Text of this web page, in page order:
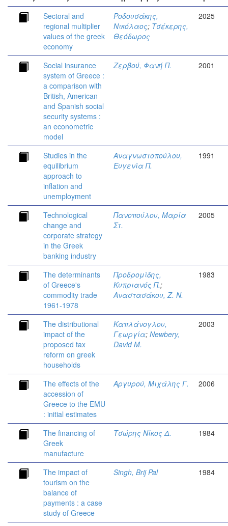
Sectoral and
regional multiplier
values of the greek
economy
Ροδουσάκης,
Νικόλαος; Τσέκερης,
Θεόδωρος
2025
Social insurance
system of Greece :
a comparison with
British, American
and Spanish social
security systems :
an econometric
model
Ζερβού, Φανή Π. 2001
Studies in the
equilibrium
approach to
inflation and
unemployment
Αναγνωστοπούλου,
Ευγενία Π.
1991
Technological
change and
corporate strategy
in the Greek
banking industry
Πανοπούλου, Μαρία
Στ.
2005
The determinants
of Greece's
commodity trade
1961-1978
Προδρομίδης,
Κυπριανός Π.;
Αναστασάκου, Ζ. Ν.
1983
The distributional
impact of the
proposed tax
reform on greek
households
Καπλάνογλου,
Γεωργία; Newbery,
David M.
2003
The effects of the
accession of
Greece to the EMU
: initial estimates
Αργυρού, Μιχάλης Γ. 2006
The financing of
Greek
manufacture
Τσώρης Νίκος Δ. 1984
The impact of
tourism on the
balance of
payments : a case
study of Greece
Singh, Brij Pal 1984